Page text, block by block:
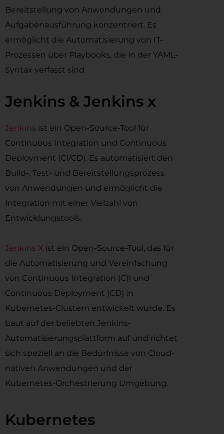
Bereitstellung von Anwendungen und
Aufgabenausführung konzentriert. Es
ermöglicht die Automatisierung von IT-
Prozessen über Playbooks, die in der YAML-
Syntax verfasst sind.
Jenkins & Jenkins x
Jenkins ist ein Open-Source-Tool für
Continuous Integration und Continuous
Deployment (CI/CD). Es automatisiert den
Build-, Test- und Bereitstellungsprozess
von Anwendungen und ermöglicht die
Integration mit einer Vielzahl von
Entwicklungstools.
Jenkins X ist ein Open-Source-Tool, das für
die Automatisierung und Vereinfachung
von Continuous Integration (CI) und
Continuous Deployment (CD) in
Kubernetes-Clustern entwickelt wurde. Es
baut auf der beliebten Jenkins-
Automatisierungsplattform auf und richtet
sich speziell an die Bedürfnisse von Cloud-
nativen Anwendungen und der
Kubernetes-Orchestrierung Umgebung.
Kubernetes